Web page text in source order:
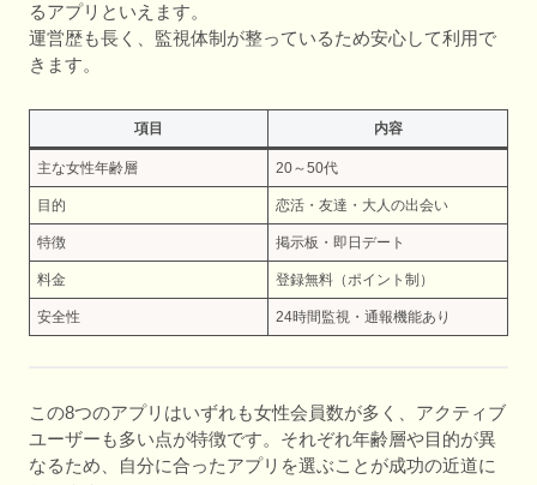
るアプリといえます。
運営歴も長く、監視体制が整っているため安心して利用で
きます。
項目 内容
主な女性年齢層 20～50代
目的 恋活・友達・大人の出会い
特徴 掲示板・即日デート
料金 登録無料（ポイント制）
安全性 24時間監視・通報機能あり
この8つのアプリはいずれも女性会員数が多く、アクティブ
ユーザーも多い点が特徴です。それぞれ年齢層や目的が異
なるため、自分に合ったアプリを選ぶことが成功の近道に